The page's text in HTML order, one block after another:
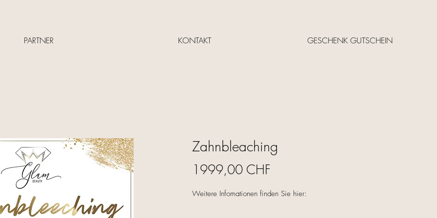
PARTNER KONTAKT GESCHENK GUTSCHEIN
Zahnbleaching
1999,00 CHF
Weitere Infomationen finden Sie hier: